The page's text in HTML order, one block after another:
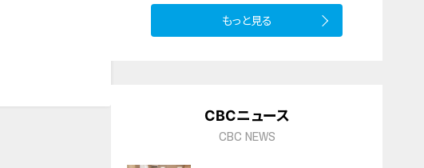
もっと見る
CBCニュース
CBC NEWS